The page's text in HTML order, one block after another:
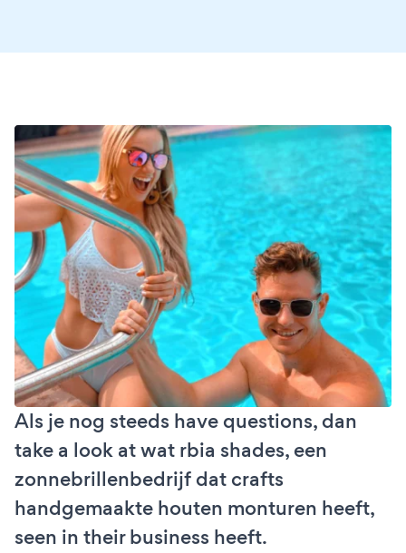
Als je nog steeds have questions, dan
take a look at wat rbia shades, een
zonnebrillenbedrijf dat crafts
handgemaakte houten monturen heeft,
seen in their business heeft.